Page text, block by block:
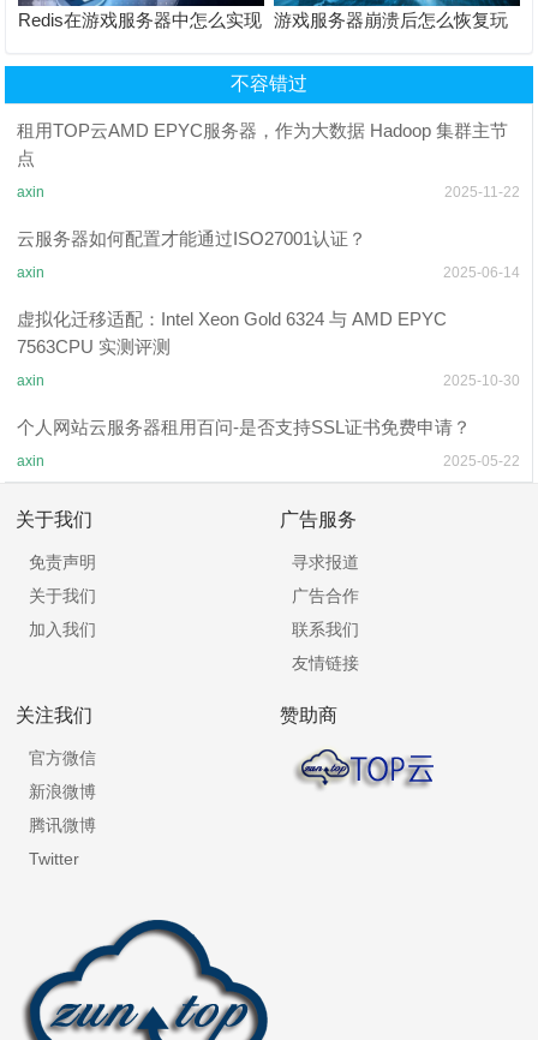
Redis在游戏服务器中怎么实现
游戏服务器崩溃后怎么恢复玩
不容错过
租用TOP云AMD EPYC服务器，作为大数据 Hadoop 集群主节
点
axin 2025-11-22
云服务器如何配置才能通过ISO27001认证？
axin 2025-06-14
虚拟化迁移适配：Intel Xeon Gold 6324 与 AMD EPYC
7563CPU 实测评测
axin 2025-10-30
个人网站云服务器租用百问-是否支持SSL证书免费申请？
axin 2025-05-22
关于我们
免责声明
关于我们
加入我们
广告服务
寻求报道
广告合作
联系我们
友情链接
关注我们
官方微信
新浪微博
腾讯微博
Twitter
赞助商